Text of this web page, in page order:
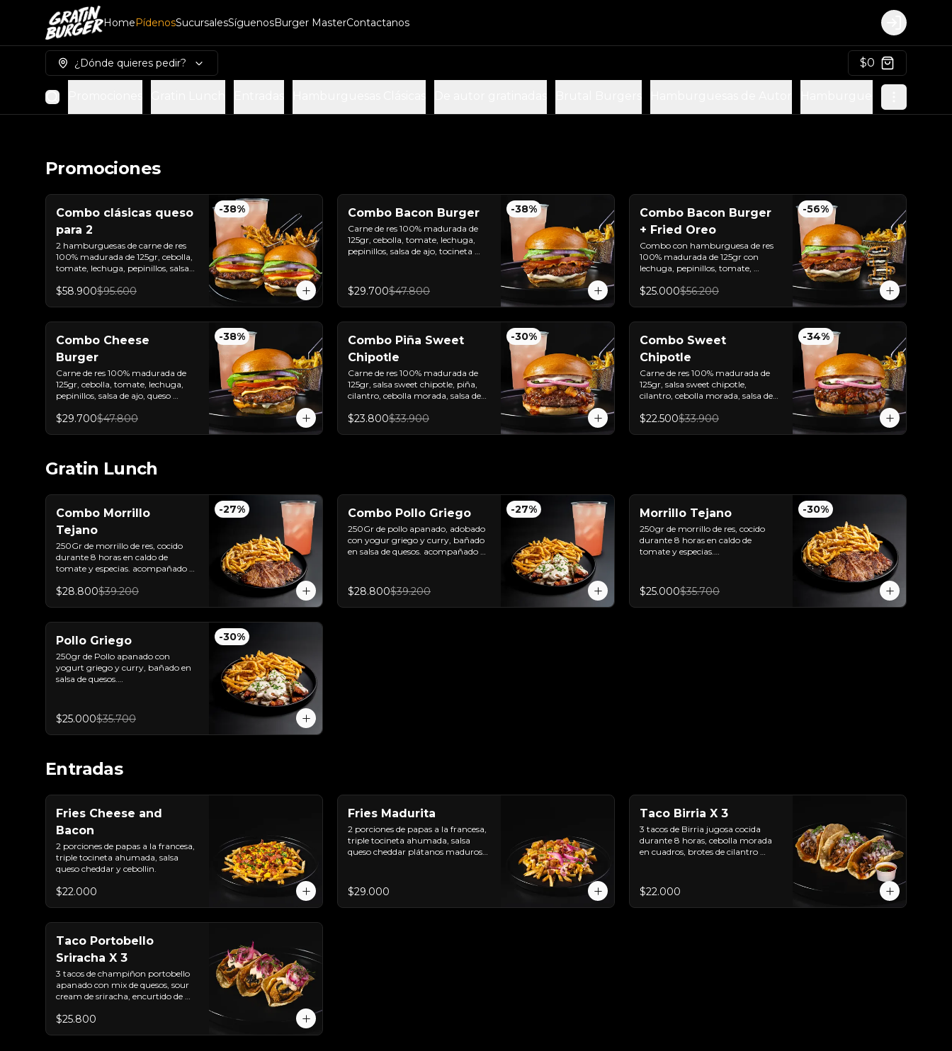
HomePídenosSucursalesSíguenosBurger MasterContactanos Login
¿Dónde quieres pedir? $0
Promociones
-38%
Combo clásicas queso
para 2
2 hamburguesas de carne de res
100% madurada de 125gr, cebolla,
tomate, lechuga, pepinillos, salsa
brioche sellado + dos papas a la
$58.900$95.600
-38%
Combo Bacon Burger
Carne de res 100% madurada de
125gr, cebolla, tomate, lechuga,
pepinillos, salsa de ajo, tocineta
$29.700$47.800
-56%
Combo Bacon Burger
+ Fried Oreo
Combo con hamburguesa de res
100% madurada de 125gr con
lechuga, pepinillos, tomate,
papas + bebida de la casa
$25.000$56.200
-38%
Combo Cheese
Burger
Carne de res 100% madurada de
125gr, cebolla, tomate, lechuga,
pepinillos, salsa de ajo, queso
papas + bebida de la casa
$29.700$47.800
-30%
Combo Piña Sweet
Chipotle
Carne de res 100% madurada de
125gr, salsa sweet chipotle, piña,
cilantro, cebolla morada, salsa de
bebida de la casa.
$23.800$33.900
-34%
Combo Sweet
Chipotle
Carne de res 100% madurada de
125gr, salsa sweet chipotle,
cilantro, cebolla morada, salsa de
bebida de la casa.
$22.500$33.900
Gratin Lunch
-27%
Combo Morrillo
Tejano
250Gr de morrillo de res, cocido
durante 8 horas en caldo de
tomate y especias. acompañado
queso tilsit y parmesano y bebida
$28.800$39.200
-27%
Combo Pollo Griego
250Gr de pollo apanado, adobado
con yogur griego y curry, bañado
en salsa de quesos. acompañado
de la casa
$28.800$39.200
-30%
Morrillo Tejano
250gr de morrillo de res, cocido
durante 8 horas en caldo de
tomate y especias.
parmesano.
$25.000$35.700
-30%
Pollo Griego
250gr de Pollo apanado con
yogurt griego y curry, bañado en
salsa de quesos.
parmesano.
$25.000$35.700
Entradas
Fries Cheese and
Bacon
2 porciones de papas a la francesa,
triple tocineta ahumada, salsa
queso cheddar y cebollin.
$22.000
Fries Madurita
2 porciones de papas a la francesa,
triple tocineta ahumada, salsa
queso cheddar plátanos maduros
cebolla morada.
$29.000
Taco Birria X 3
3 tacos de Birria jugosa cocida
durante 8 horas, cebolla morada
en cuadros, brotes de cilantro
$22.000
Taco Portobello
Sriracha X 3
3 tacos de champiñon portobello
apanado con mix de quesos, sour
cream de sriracha, encurtido de
$25.800